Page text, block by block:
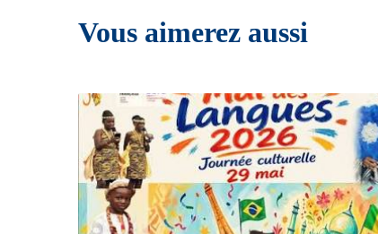
Vous aimerez aussi